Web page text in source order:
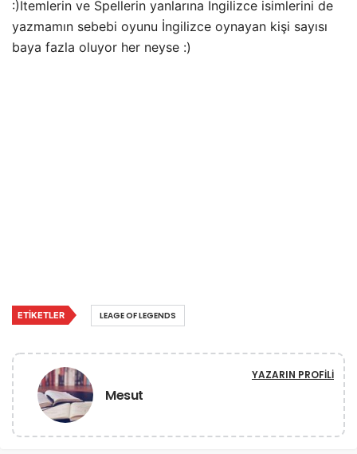
:)İtemlerin ve Spellerin yanlarına İngilizce isimlerini de
yazmamın sebebi oyunu İngilizce oynayan kişi sayısı
baya fazla oluyor her neyse :)
ETIKETLER LEAGE OF LEGENDS
Mesut
YAZARIN PROFILI